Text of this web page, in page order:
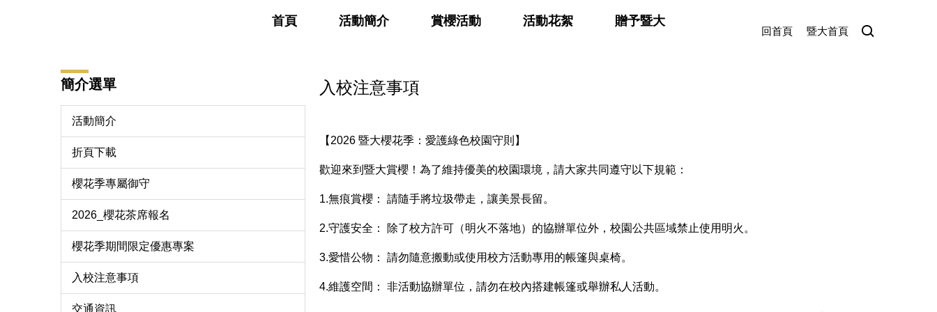
回首頁 暨大首頁
首頁 活動簡介 賞櫻活動 活動花絮 贈予暨大
簡介選單
活動簡介
折頁下載
櫻花季專屬御守
2026_櫻花茶席報名
櫻花季期間限定優惠專案
入校注意事項
交通資訊
入校注意事項
【2026 暨大櫻花季：愛護綠色校園守則】
歡迎來到暨大賞櫻！為了維持優美的校園環境，請大家共同遵守以下規範：
1.無痕賞櫻： 請隨手將垃圾帶走，讓美景長留。
2.守護安全： 除了校方許可（明火不落地）的協辦單位外，校園公共區域禁止使用明火。
3.愛惜公物： 請勿隨意搬動或使用校方活動專用的帳篷與桌椅。
4.維護空間： 非活動協辦單位，請勿在校內搭建帳篷或舉辦私人活動。